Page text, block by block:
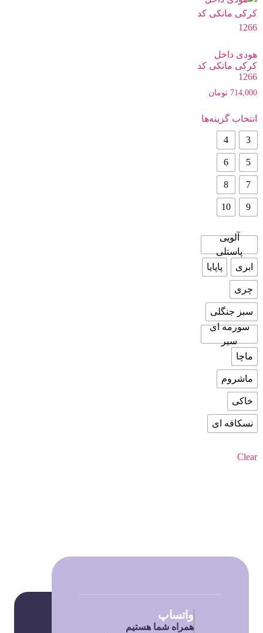
هودی داخل
کرکی مانکی کد
1266
714,000 تومان
انتخاب گزینه‌ها
3
4
5
6
7
8
9
10
آلویی
پاستلی
ابری
پاپایا
چری
سبز جنگلی
سورمه ای
سیر
ماچا
ماشروم
خاکی
نسکافه ای
Clear
واتساپ
همراه شما هستیم